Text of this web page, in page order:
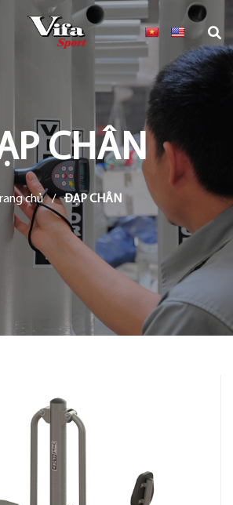
CHÂN
Trang chủ / ĐẠP CHÂN